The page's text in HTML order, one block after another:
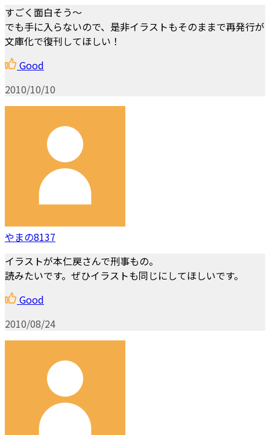
すごく面白そう～
でも手に入らないので、是非イラストもそのままで再発行が
文庫化で復刊してほしい！
Good
2010/10/10
やまの8137
イラストが本仁戻さんで刑事もの。
読みたいです。ぜひイラストも同じにしてほしいです。
Good
2010/08/24